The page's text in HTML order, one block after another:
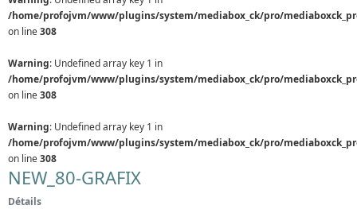
/home/profojvm/www/plugins/system/mediabox_ck/pro/
on line308
Warning: Undefined array key 1 in
/home/profojvm/www/plugins/system/mediabox_ck/pro/
on line308
Warning: Undefined array key 1 in
/home/profojvm/www/plugins/system/mediabox_ck/pro/
on line308
NEW_80-GRAFIX
Détails